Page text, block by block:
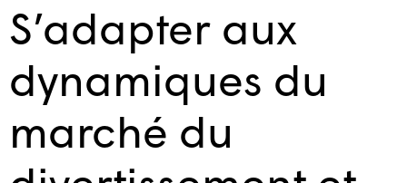
S’adapter aux
dynamiques du
marché du